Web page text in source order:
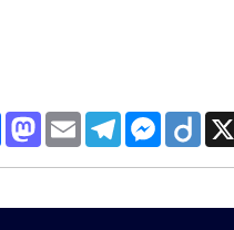
FacebookMastodon
Email TelegramMessenger
Diigo